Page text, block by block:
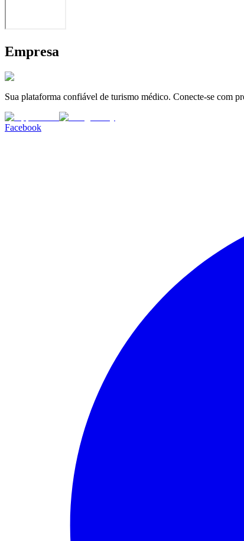
Empresa
Sua plataforma confiável de turismo médico. Conecte-se com
Facebook